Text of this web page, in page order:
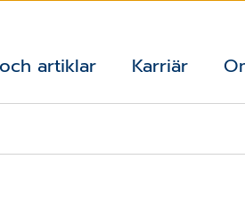
artiklar Karriär